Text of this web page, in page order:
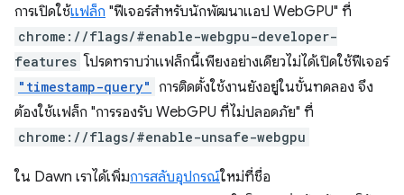
การเปิดใช้แฟล็ก "ฟีเจอร์สำหรับนักพัฒนาแอป WebGPU" ที่
chrome://flags/#enable-webgpu-developer-
features โปรดทราบว่าแฟล็กนี้เพียงอย่างเดียวไม่ได้เปิดใช้ฟีเจอร์
"timestamp-query" การติดตั้งใช้งานยังอยู่ในขั้นทดลอง จึง
ต้องใช้แฟล็ก "การรองรับ WebGPU ที่ไม่ปลอดภัย" ที่
chrome://flags/#enable-unsafe-webgpu
ใน Dawn เราได้เพิ่มการสลับอุปกรณ์ใหม่ที่ชื่อ